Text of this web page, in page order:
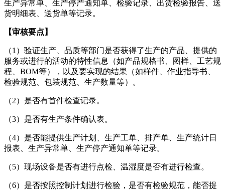
生产异常单、生产停产通知单、检验记录、出货检验报告、送
货明细表、送货单等记录。
【审核要点】
（1）验证生产、品质等部门是否获得了生产的产品、提供的
服务或进行的活动的特性信息（如产品规格书、图样、工艺规
程、BOM等），以及要实现的结果（如样件、作业指导书、
检验规范、包装规范、生产数量等）。
（2）是否有首件检查记录。
（3）是否有生产条件确认表。
（4）是否能提供生产计划、生产工单、排产单、生产统计日
报表、生产异常单、生产停产通知单等记录。
（5）现场设备是否有进行点检、温湿度是否有进行检查。
（6）是否按照控制计划进行检验，是否有检验规范，能否提